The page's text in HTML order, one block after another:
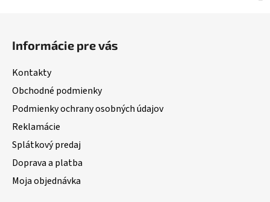
Informácie pre vás
Kontakty
Obchodné podmienky
Podmienky ochrany osobných údajov
Reklamácie
Splátkový predaj
Doprava a platba
Moja objednávka